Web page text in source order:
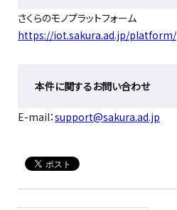
さくらのモノプラットフォーム
https://iot.sakura.ad.jp/platform/
本件に関するお問い合わせ
E-mail：support@sakura.ad.jp